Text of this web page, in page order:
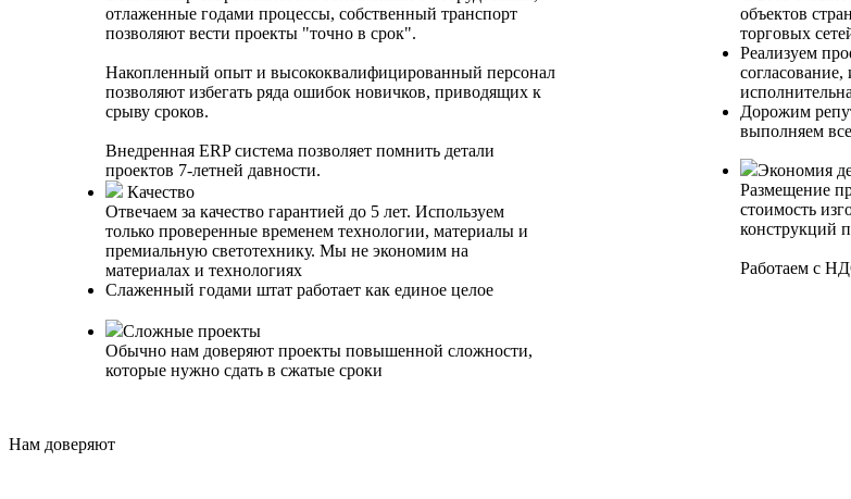
отлаженные годами процессы, собственный транспорт
позволяют вести проекты "точно в срок".
Накопленный опыт и высококвалифицированный персонал
позволяют избегать ряда ошибок новичков, приводящих к
срыву сроков.
Внедренная ERP система позволяет помнить детали
проектов 7-летней давности.
Качество
Отвечаем за качество гарантией до 5 лет. Используем
только проверенные временем технологии, материалы и
премиальную светотехнику. Мы не экономим на
материалах и технологиях
Слаженный годами штат работает как единое целое
Сложные проекты
Обычно нам доверяют проекты повышенной сложности,
которые нужно сдать в сжатые сроки
объектов
торговых
Реализуем
Дорожим
выполняем
Экономия
Размещение
стоимость
конструкций
Работаем с
Нам доверяют